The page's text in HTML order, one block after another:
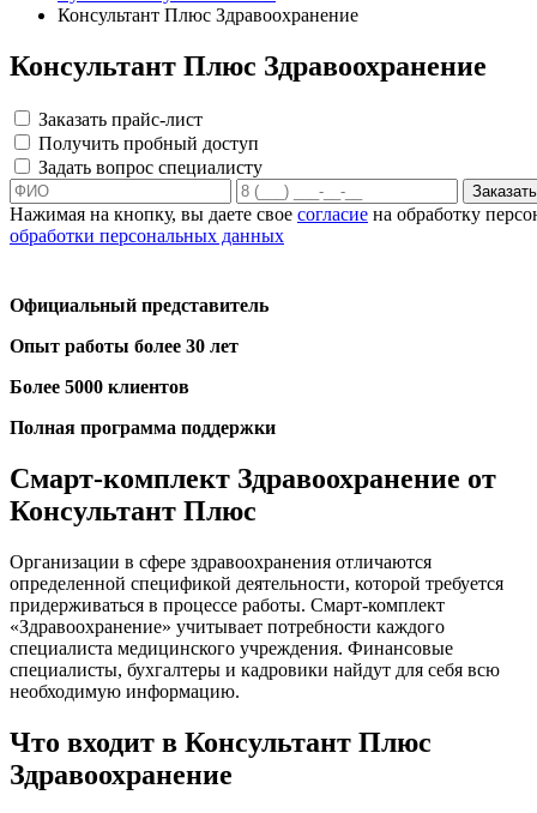
Консультант Плюс Здравоохранение
Консультант Плюс Здравоохранение
Заказать прайс-лист
Получить пробный доступ
Задать вопрос специалисту
Нажимая на кнопку, вы даете свое согласие на обработку
обработки персональных данных
Официальный представитель
Опыт работы более 30 лет
Более 5000 клиентов
Полная программа поддержки
Cмарт-комплект Здравоохранение от
Консультант Плюс
Организации в сфере здравоохранения отличаются
определенной спецификой деятельности, которой требуется
придерживаться в процессе работы. Смарт-комплект
«Здравоохранение» учитывает потребности каждого
специалиста медицинского учреждения. Финансовые
специалисты, бухгалтеры и кадровики найдут для себя всю
необходимую информацию.
Что входит в Консультант Плюс
Здравоохранение